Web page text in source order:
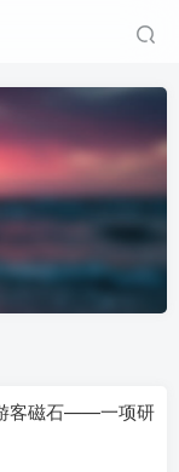
客磁石——一项研